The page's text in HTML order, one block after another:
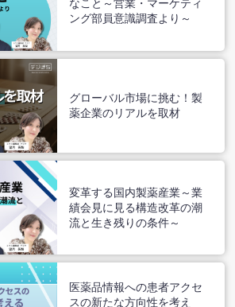
なこと～営業・マーケティ
ング部員意識調査より～
グローバル市場に挑む！製
薬企業のリアルを取材
変革する国内製薬産業～業
績会見に見る構造改革の潮
流と生き残りの条件～
医薬品情報への患者アクセ
スの新たな方向性を考え